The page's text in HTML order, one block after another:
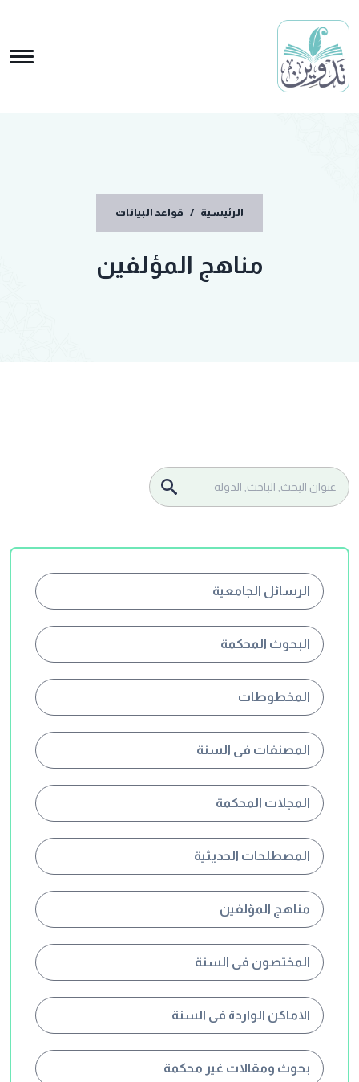
الرئيسية / قواعد البيانات
مناهج المؤلفين
الرسائل الجامعية
البحوث المحكمة
المخطوطات
المصنفات فى السنة
المجلات المحكمة
المصطلحات الحديثية
مناهج المؤلفين
المختصون فى السنة
الاماكن الواردة فى السنة
بحوث ومقالات غير محكمة